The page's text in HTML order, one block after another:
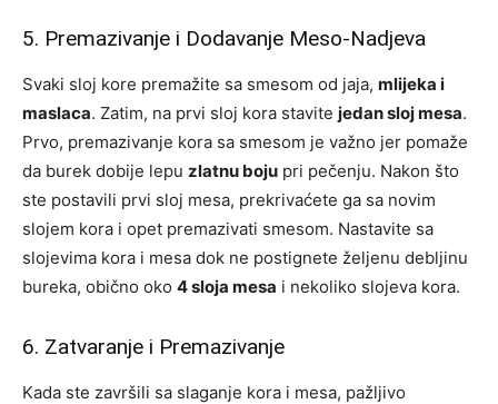
5. Premazivanje i Dodavanje Meso-Nadjeva
Svaki sloj kore premažite sa smesom od jaja, mlijeka i
maslaca. Zatim, na prvi sloj kora stavite jedan sloj mesa.
Prvo, premazivanje kora sa smesom je važno jer pomaže
da burek dobije lepu zlatnu boju pri pečenju. Nakon što
ste postavili prvi sloj mesa, prekrivaćete ga sa novim
slojem kora i opet premazivati smesom. Nastavite sa
slojevima kora i mesa dok ne postignete željenu debljinu
bureka, obično oko 4 sloja mesa i nekoliko slojeva kora.
6. Zatvaranje i Premazivanje
Kada ste završili sa slaganje kora i mesa, pažljivo